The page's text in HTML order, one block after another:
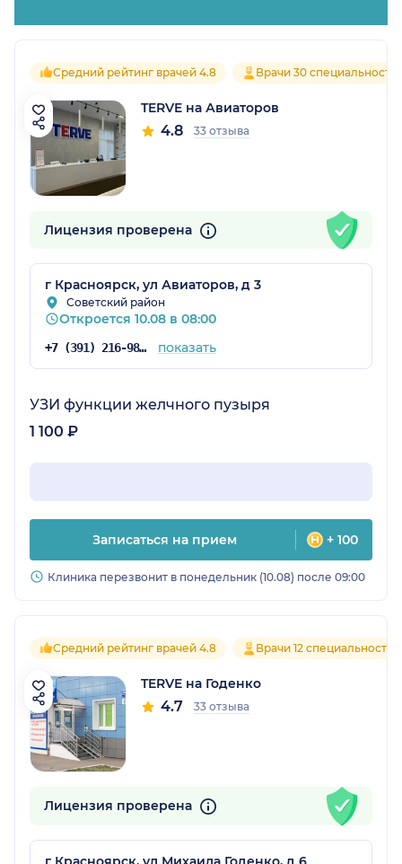
Средний рейтинг врачей 4.8 Врачи 30
TERVE на Авиаторов
4.8 33 отзыва
Лицензия проверена
г Красноярск, ул Авиаторов, д 3
Советский район
Откроется 10.08 в 08:00
+7 (391) 216-98-40 показать
УЗИ функции желчного пузыря
1 100 ₽
Записаться на прием + 100
Клиника перезвонит в понедельник (10.08) после 09:00
Средний рейтинг врачей 4.8 Врачи 12 специальностей
TERVE на Годенко
4.7 33 отзыва
Лицензия проверена